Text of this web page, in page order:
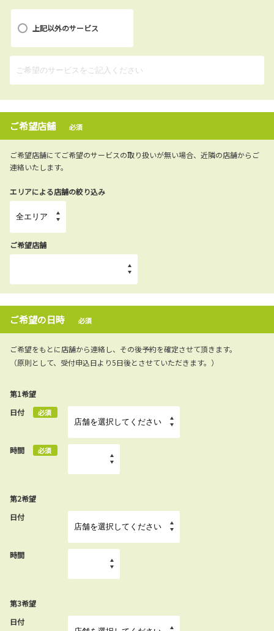
上記以外のサービス
ご希望店舗 必須
ご希望店舗にてご希望のサービスの取り扱いが無い場合、近隣の店舗からご
連絡いたします。
エリアによる店舗の絞り込み
ご希望店舗
ご希望の日時 必須
ご希望をもとに店舗から連絡し、その後予約を確定させて頂きます。
（原則として、受付申込日より5日後とさせていただきます。）
第1希望
日付
必須
時間 必須
第2希望
日付
時間
第3希望
日付